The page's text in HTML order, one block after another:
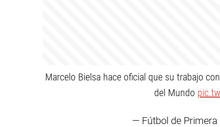
Marcelo Bielsa hace oficial que su trabajo
del Mundo
— Fútbol de